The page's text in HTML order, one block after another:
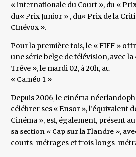
« internationale du Court », du «
du« Prix Junior » , du« Prix de la
Cinévox ».
Pour la première fois, le « FIFF »
une série belge de télévision, avec la
Trêve », le mardi 02, à 20h, au
« Caméo 1 »
Depuis 2006, le cinéma
célébrer ses « Ensor », l’équivalent
Cinéma », est, également, présent
sa section « Cap sur la Flandre »,
courts-métrages et trois longs-